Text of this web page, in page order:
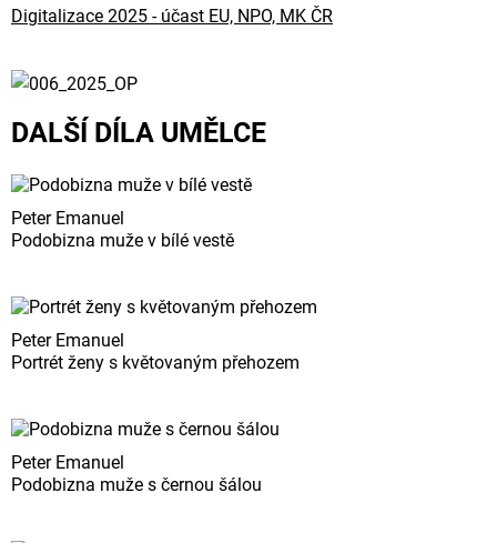
Digitalizace 2025 - účast EU, NPO, MK ČR
DALŠÍ DÍLA UMĚLCE
Peter Emanuel
Podobizna muže v bílé vestě
Peter Emanuel
Portrét ženy s květovaným přehozem
Peter Emanuel
Podobizna muže s černou šálou